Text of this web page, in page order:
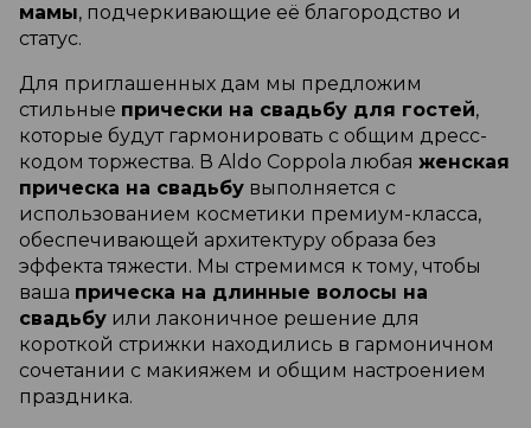
мамы, подчеркивающие её благородство и
статус.
Для приглашенных дам мы предложим
стильные прически на свадьбу для гостей,
которые будут гармонировать с общим дресс-
кодом торжества. В Aldo Coppola любая женская
прическа на свадьбу выполняется с
использованием косметики премиум-класса,
обеспечивающей архитектуру образа без
эффекта тяжести. Мы стремимся к тому, чтобы
ваша прическа на длинные волосы на
свадьбу или лаконичное решение для
короткой стрижки находились в гармоничном
сочетании с макияжем и общим настроением
праздника.